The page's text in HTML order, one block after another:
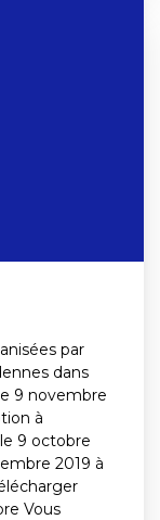
par
dans
9 novembre
à
9 octobre
2019 à
Vous